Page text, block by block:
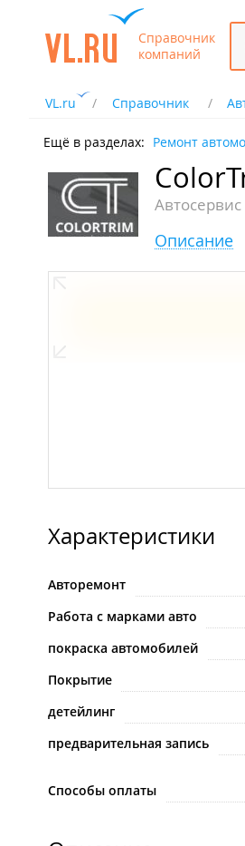
Справочник
компаний
VL.ru Справочник
Ещё в разделах: Ремонт
Автосервис
Описание
Характеристики
Авторемонт
Работа с марками авто
покраска автомобилей
Покрытие
детейлинг
предварительная запись
Способы оплаты